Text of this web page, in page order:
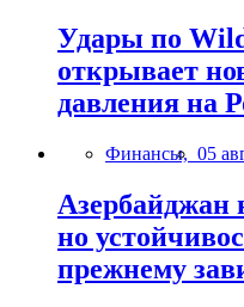
Удары по
открывает
давления на
Финансы, 05
Азербайджан
но
прежнему